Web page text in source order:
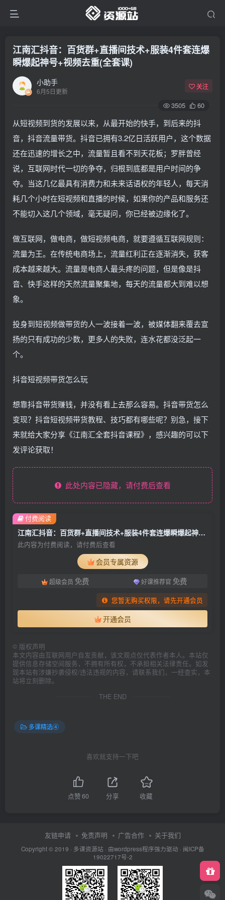
江南汇抖音：百货群+直播间技术+服装4件套连爆
瞬爆起神号+视频去重(全套课)
小助手
6月5日更新
关注
3505 60
从短视频到货的发展以来，从最开始的快手，到后来的抖
音，抖音流量带货。抖音已拥有3.2亿日活跃用户，这个数据
还在迅速的增长之中，流量暂且看不到天花板；罗胖曾经
说，互联网时代一切的争夺，归根到底都是用户时间的争
夺。当这几亿最具有消费力和未来话语权的年轻人，每天消
耗几个小时在短视频和直播的时候，如果你的产品和服务还
不能切入这几个领域，毫无疑问，你已经被边缘化了。
做互联网，做电商，做短视频电商，就要遵循互联网规则：
流量为王。在传统电商场上，流量红利正在逐渐消失，获客
成本越来越大。流量是电商人最头疼的问题，但是像是抖
音、快手这样的天然流量聚集地，每天的流量都大到难以想
象。
投身到短视频做带货的人一波接着一波，被媒体翻来覆去宣
扬的只有成功的少数，更多人的失败，连水花都没泛起一
个。
抖音短视频带货怎么玩
想靠抖音带货赚钱，并没有看上去那么容易。抖音带货怎么
变现？抖音短视频带货教程、技巧都有哪些呢？别急，接下
来就给大家分享《江南汇全套抖音课程》，感兴趣的可以下
发评论获取！
此处内容已隐藏，请付费后查看
江南汇抖音：百货群+直播间技术+服装4件套连爆瞬爆起神号+视频去重(全套课)
此内容为付费阅读，请付费后查看
会员专属资源
超级会员 免费 好课推荐官 免费
您暂无购买权限，请先开通会员
开通会员
付费阅读
© 版权声明
本文内容由互联网用户自发贡献，该文观点仅代表作者本人。本站仅
提供信息存储空间服务，不拥有所有权，不承担相关法律责任。如发
现本站有涉嫌抄袭侵权/违法违规的内容，请联系我们，一经查实，本
站将立刻删除。
THE END
多课精选④
喜欢就支持一下吧
点赞60 分享 收藏
友链申请 免责声明 广告合作 关于我们
Copyright © 2019 · 多课资源站 · 由wordpress程序强力驱动 · 闽ICP备
19022717号-2